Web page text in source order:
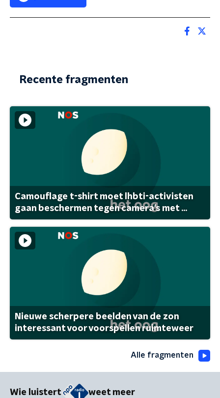
Recente fragmenten
Camouflage t-shirt moet lhbti-activisten
gaan beschermen tegen camera's met ...
Nieuwe scherpere beelden van de zon
interessant voor voorspellen ruimteweer
Alle fragmenten
Wie luistert weet meer